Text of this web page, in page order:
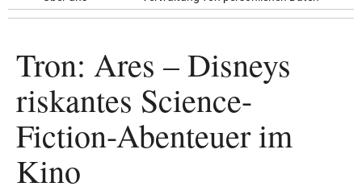
Tron: Ares – Disneys
riskantes Science-
Fiction-Abenteuer im
Kino